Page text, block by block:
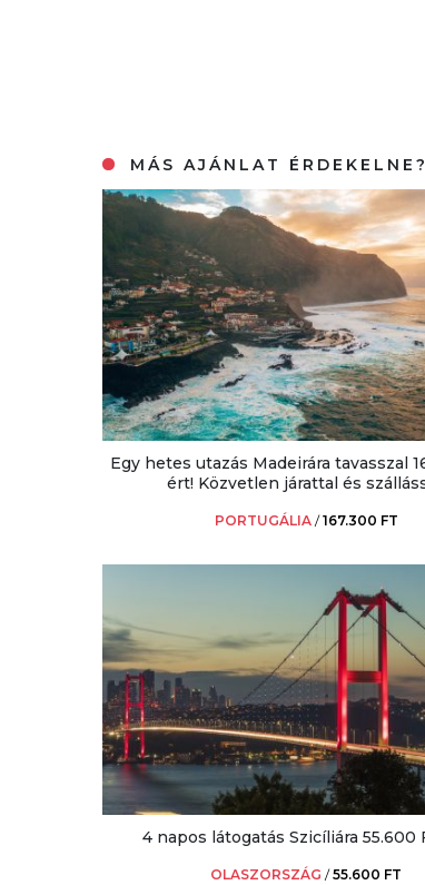
MÁS AJÁNLAT ÉRDEKELNE?
Egy hetes utazás Madeirára tavasszal
ért! Közvetlen járattal és
PORTUGÁLIA /167.300 FT
4 napos látogatás Szicíliára 55.600
OLASZORSZÁG /55.600 FT